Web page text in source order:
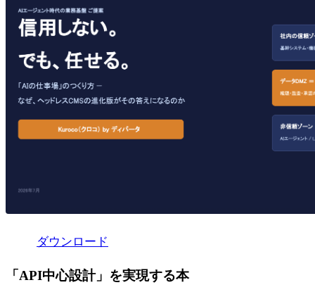
ダウンロード
「API中心設計」を実現する本